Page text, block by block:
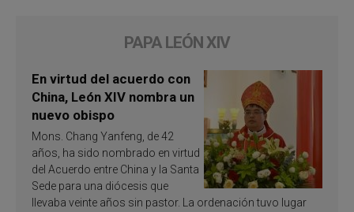
PAPA LEÓN XIV
En virtud del acuerdo con
China, León XIV nombra un
nuevo obispo
Mons. Chang Yanfeng, de 42
años, ha sido nombrado en virtud
del Acuerdo entre China y la Santa
Sede para una diócesis que
llevaba veinte años sin pastor. La ordenación tuvo lugar